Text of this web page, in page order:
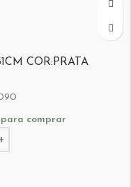
COR:PRATA
para comprar